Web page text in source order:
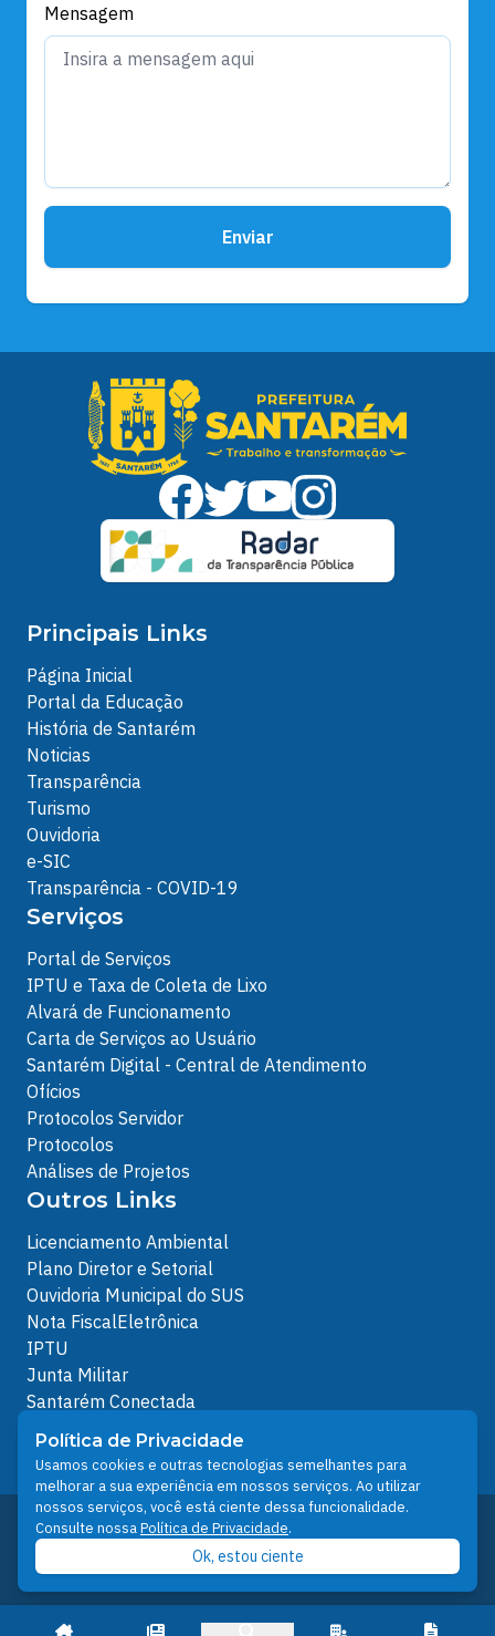
Mensagem
Enviar
Principais Links
Página Inicial
Portal da Educação
História de Santarém
Noticias
Transparência
Turismo
Ouvidoria
e-SIC
Transparência - COVID-19
Serviços
Portal de Serviços
IPTU e Taxa de Coleta de Lixo
Alvará de Funcionamento
Carta de Serviços ao Usuário
Santarém Digital - Central de Atendimento
Ofícios
Protocolos Servidor
Protocolos
Análises de Projetos
Outros Links
Licenciamento Ambiental
Plano Diretor e Setorial
Ouvidoria Municipal do SUS
Nota FiscalEletrônica
IPTU
Junta Militar
Santarém Conectada
Política de Privacidade
People illustrations by Storyset
Desenvolvido pelo Núcleo Técnico de Gestão de
Tecnologia da Informação - NTI
Prefeitura de Santarém © 2026
Política de Privacidade
Usamos cookies e outras tecnologias semelhantes para
melhorar a sua experiência em nossos serviços. Ao utilizar
nossos serviços, você está ciente dessa funcionalidade.
Consulte nossaPolítica de Privacidade.
Ok, estou ciente